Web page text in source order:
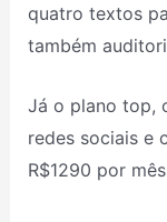
quatro textos
também
Já o plano top,
redes sociais e
R$1290 por